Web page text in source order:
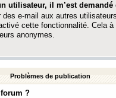
utilisateur, il m’est
e-mail aux autres
cette fonctionnalité. Cela
anonymes.
Problèmes de publication
?